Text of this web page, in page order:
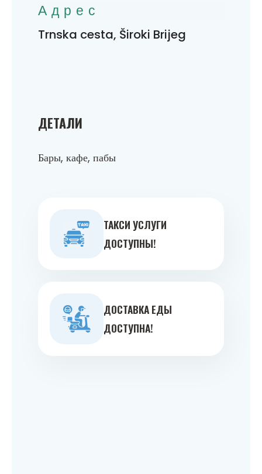
ДЕТАЛИ
Бары, кафе, пабы
ТАКСИ УСЛУГИ
ДОСТУПНЫ!
ДОСТАВКА ЕДЫ
ДОСТУПНА!
Адрес
Trnska cesta, Široki Brijeg